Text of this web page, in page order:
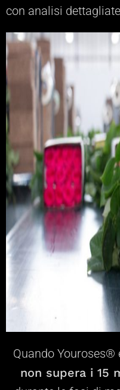
con analisi
Quando Youroses®
non supera i 15